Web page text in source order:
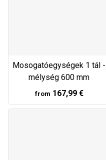
Mosogatóegységek 1 tál -
mélység 600 mm
from 167,99 €